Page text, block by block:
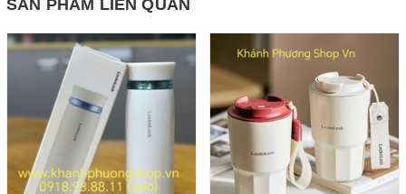
SẢN PHẨM LIÊN QUAN